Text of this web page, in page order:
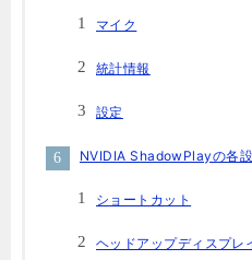
マイク
統計情報
設定
NVIDIA ShadowPlayの各
ショートカット
ヘッドアップディスプレ